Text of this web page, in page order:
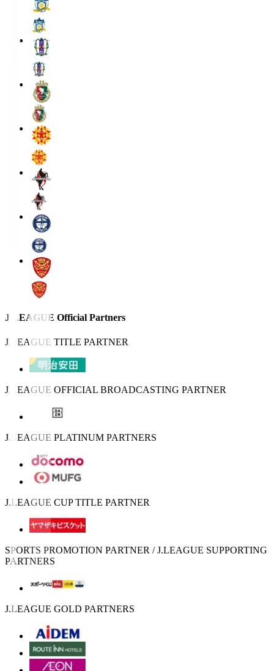
J.LEAGUE Official Partners
J.LEAGUE TITLE PARTNER
J.LEAGUE OFFICIAL BROADCASTING PARTNER
J.LEAGUE PLATINUM PARTNERS
J.LEAGUE CUP TITLE PARTNER
SPORTS PROMOTION PARTNER / J.LEAGUE SUPPORTING
PARTNERS
J.LEAGUE GOLD PARTNERS